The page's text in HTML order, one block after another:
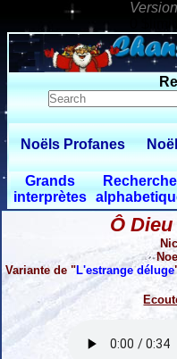
0
Noëls Profanes
Grands
interprètes
Recherche
Ô
Variante de "L'estrange déluge